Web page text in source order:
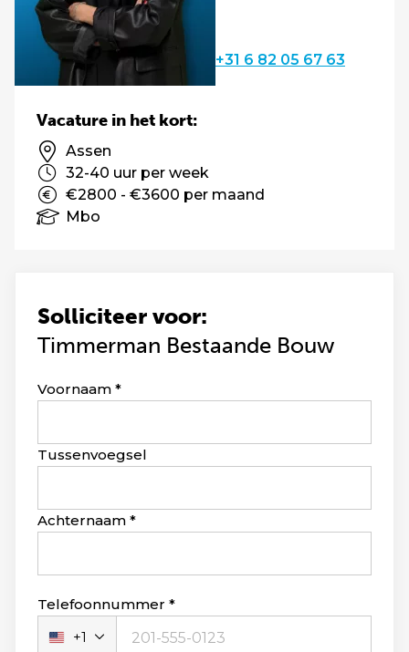
+31 6 82 05 67 63
Solliciteer voor:
Timmerman Bestaande Bouw
Leave
blank
Voornaam
Tussenvoegsel
Achternaam
Telefoonnummer
Verenigde
+1
Vacature in het kort:
Assen
32-40 uur per week
€2800 - €3600 per maand
Mbo